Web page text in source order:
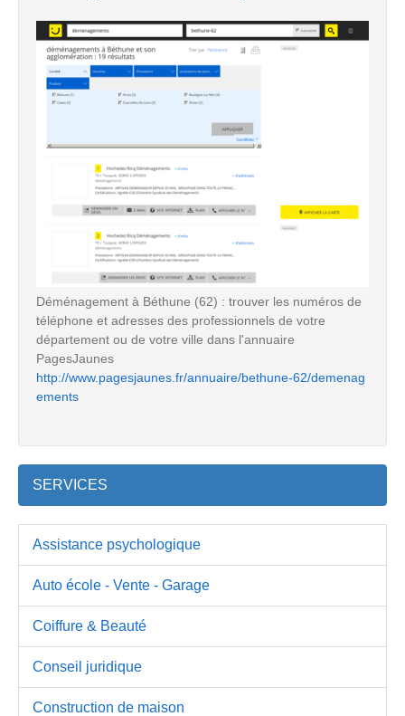
Déménagement à Béthune (62) : trouver les numéros de
téléphone et adresses des professionnels de votre
département ou de votre ville dans l'annuaire
PagesJaunes
http://www.pagesjaunes.fr/annuaire/bethune-62/demenag
ements
SERVICES
Assistance psychologique
Auto école - Vente - Garage
Coiffure & Beauté
Conseil juridique
Construction de maison